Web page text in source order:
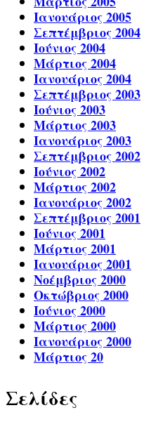
Ιανουάριος 2005
Σεπτέμβριος 2004
Ιούνιος 2004
Μάρτιος 2004
Ιανουάριος 2004
Σεπτέμβριος 2003
Ιούνιος 2003
Μάρτιος 2003
Ιανουάριος 2003
Σεπτέμβριος 2002
Ιούνιος 2002
Μάρτιος 2002
Ιανουάριος 2002
Σεπτέμβριος 2001
Ιούνιος 2001
Μάρτιος 2001
Ιανουάριος 2001
Νοέμβριος 2000
Οκτώβριος 2000
Ιούνιος 2000
Μάρτιος 2000
Ιανουάριος 2000
Μάρτιος 20
Σελίδες